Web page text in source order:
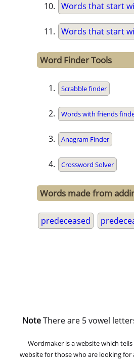
Words that start
Words that start
Word Finder Tools
Scrabble finder
Words with friends
Anagram Finder
Crossword Solver
Words made from
predeceased
NoteThere are 5 vowel
Wordmaker is a website which
website for those who are looking for